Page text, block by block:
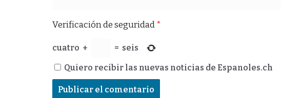
Verificación de seguridad*
cuatro + = seis
Quiero recibir las nuevas noticias de Espanoles.ch